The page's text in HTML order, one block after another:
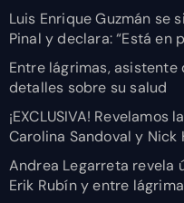
Luis Enrique Guzmán se
Pinal y declara: “Está en
Entre lágrimas, asistente
detalles sobre su salud
¡EXCLUSIVA!
Carolina Sandoval y Nick
Andrea Legarreta revela
Erik Rubín y entre